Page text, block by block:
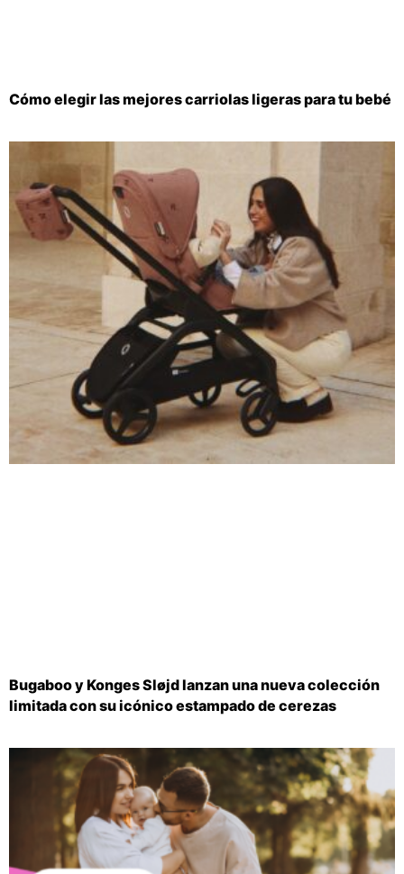
Cómo elegir las mejores carriolas ligeras para tu bebé
Bugaboo y Konges Sløjd lanzan una nueva colección
limitada con su icónico estampado de cerezas